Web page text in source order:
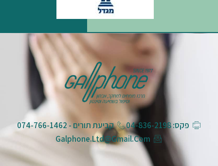
פקס: 04-836-2198
קביעת תורים - 074-766-1462
Galphone.ltd@gmail.com